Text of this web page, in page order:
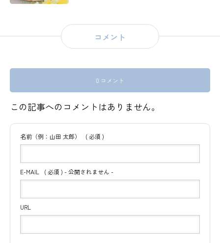
コメント
0 コメント
この記事へのコメントはありません。
名前（例：山田 太郎） ( 必須 )
E-MAIL ( 必須 ) - 公開されません -
URL